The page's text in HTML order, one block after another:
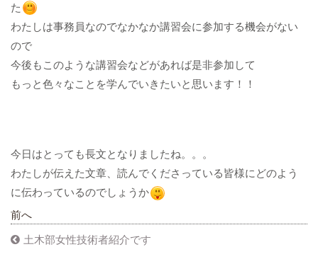
た​​​​​​​
わたしは事務員なのでなかなか講習会に参加する機会がない
ので
今後もこのような講習会などがあれば是非参加して
もっと色々なことを学んでいきたいと思います！！
今日はとっても長文となりましたね。。。
わたしが伝えた文章、読んでくださっている皆様にどのよう
に伝わっているのでしょうか​​​​​​​
前へ
土木部女性技術者紹介です